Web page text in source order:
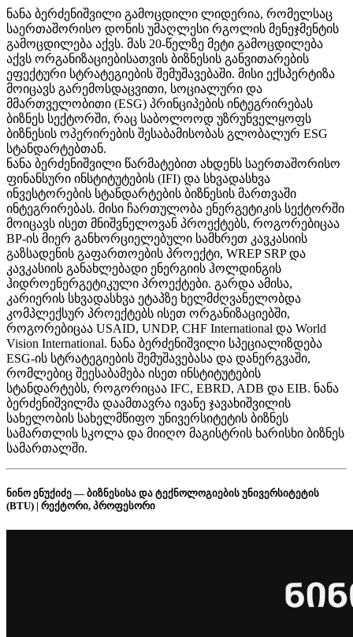
ნანა ბერძენიშვილი გამოცდილი ლიდერია, რომელსაც
საერთაშორისო დონის უმაღლესი რგოლის მენეჯმენტის
გამოცდილება აქვს. მას 20-წელზე მეტი გამოცდილება
აქვს ორგანიზაციებისათვის ბიზნესის განვითარების
ეფექტური სტრატეგიების შემუშავებაში. მისი ექსპერტიზა
მოიცავს გარემოსდაცვითი, სოციალური და
მმართველობითი (ESG) პრინციპების ინტეგრირებას
ბიზნეს სექტორში, რაც საბოლოოდ უზრუნველყოფს
ბიზნესის ოპერირების შესაბამისობას გლობალურ ESG
სტანდარტებთან.
ნანა ბერძენიშვილი წარმატებით ახდენს საერთაშორისო
ფინანსური ინსტიტუტების (IFI) და სხვადასხვა
ინვესტორების სტანდარტების ბიზნესის მართვაში
ინტეგრირებას. მისი ჩართულობა ენერგეტიკის სექტორში
მოიცავს ისეთ მნიშვნელოვან პროექტებს, როგორებიცაა
BP-ის მიერ განხორციელებული სამხრეთ კავკასიის
გაზსადენის გაფართოების პროექტი, WREP SRP და
კავკასიის განახლებადი ენერგიის ჰოლდინგის
ჰიდროენერგეტიკული პროექტები. გარდა ამისა,
კარიერის სხვადასხვა ეტაპზე ხელმძღვანელობდა
კომპლექსურ პროექტებს ისეთ ორგანიზაციებში,
როგორებიცაა USAID, UNDP, CHF International და World
Vision International. ნანა ბერძენიშვილი სპეციალიზდება
ESG-ის სტრატეგიების შემუშავებასა და დანერგვაში,
რომლებიც შეესაბამება ისეთ ინსტიტუტების
სტანდარტებს, როგორიცაა IFC, EBRD, ADB და EIB. ნანა
ბერძენიშვილმა დაამთავრა ივანე ჯავახიშვილის
სახელობის სახელმწიფო უნივერსიტეტის ბიზნეს
სამართლის სკოლა და მიიღო მაგისტრის ხარისხი ბიზნეს
სამართალში.
ნინო ენუქიძე — ბიზნესისა და ტექნოლოგიების უნივერსიტეტის
(BTU) | რექტორი, პროფესორი